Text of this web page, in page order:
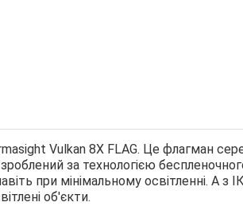
Vulkan 8X FLAG. Це флагман
за технологією
при мінімальному освітленні. А з
об'єкти.